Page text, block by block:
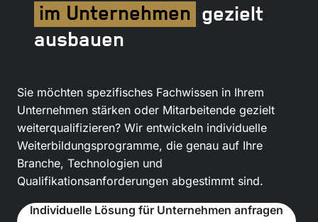
im Unternehmen gezielt
ausbauen
Sie möchten spezifisches Fachwissen in Ihrem
Unternehmen stärken oder Mitarbeitende gezielt
weiterqualifizieren? Wir entwickeln individuelle
Weiterbildungsprogramme, die genau auf Ihre
Branche, Technologien und
Qualifikationsanforderungen abgestimmt sind.
Individuelle Lösung für Unternehmen anfragen